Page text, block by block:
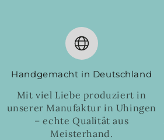
Handgemacht in Deutschland
Mit viel Liebe produziert in
unserer Manufaktur in Uhingen
– echte Qualität aus
Meisterhand.